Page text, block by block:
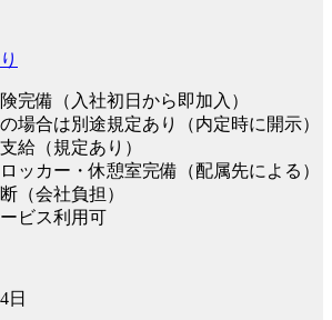
完備（入社初日から即加入）
合は別途規定あり（内定時に開示）
給（規定あり）
ッカー・休憩室完備（配属先による）
（会社負担）
ビス利用可
日